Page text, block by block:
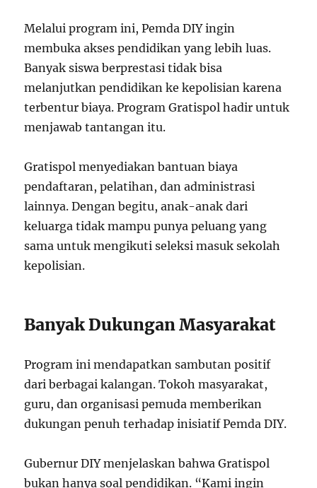
Melalui program ini, Pemda DIY ingin
membuka akses pendidikan yang lebih luas.
Banyak siswa berprestasi tidak bisa
melanjutkan pendidikan ke kepolisian karena
terbentur biaya. Program Gratispol hadir untuk
menjawab tantangan itu.
Gratispol menyediakan bantuan biaya
pendaftaran, pelatihan, dan administrasi
lainnya. Dengan begitu, anak-anak dari
keluarga tidak mampu punya peluang yang
sama untuk mengikuti seleksi masuk sekolah
kepolisian.
Banyak Dukungan Masyarakat
Program ini mendapatkan sambutan positif
dari berbagai kalangan. Tokoh masyarakat,
guru, dan organisasi pemuda memberikan
dukungan penuh terhadap inisiatif Pemda DIY.
Gubernur DIY menjelaskan bahwa Gratispol
bukan hanya soal pendidikan. “Kami ingin